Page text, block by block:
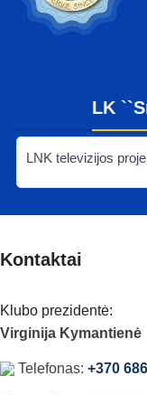
LK
LNK televizijos
Kontaktai
Klubo prezidentė:
Virginija Kymantienė
Telefonas: +370